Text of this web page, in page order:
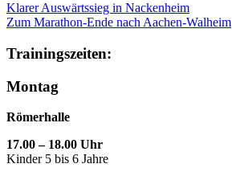
Klarer Auswärtssieg in Nackenheim
Zum Marathon-Ende nach Aachen-Walheim
Trainingszeiten:
Montag
Römerhalle
17.00 – 18.00 Uhr
Kinder 5 bis 6 Jahre